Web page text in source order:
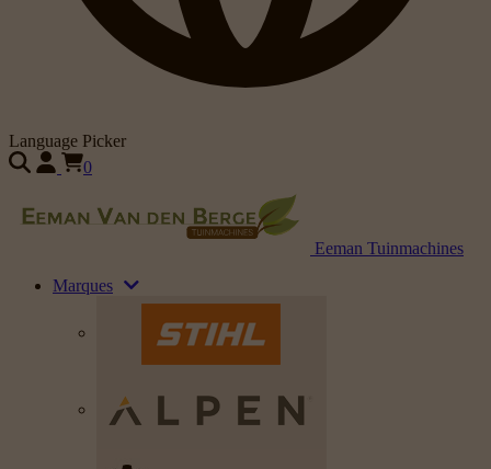
Language Picker
0
Eeman Tuinmachines
Marques